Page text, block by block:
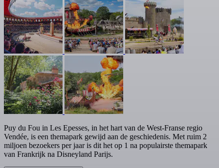
Puy du Fou in Les Epesses, in het hart van de West-Franse regio
Vendée, is een themapark gewijd aan de geschiedenis. Met ruim 2
miljoen bezoekers per jaar is dit het op 1 na populairste themapark
van Frankrijk na Disneyland Parijs.